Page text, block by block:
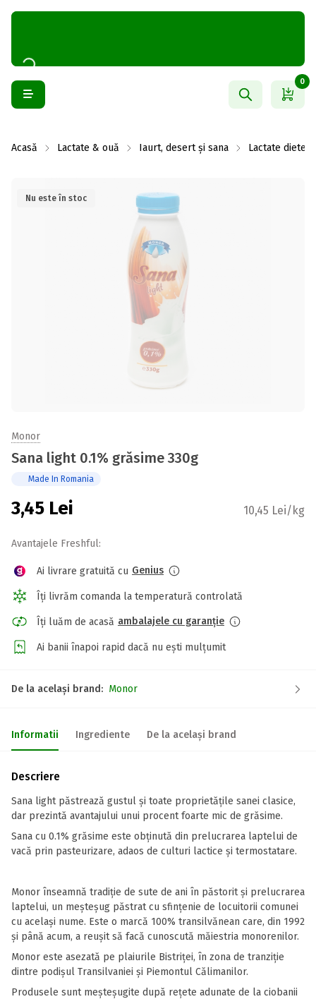
0
Acasă Lactate & ouă Iaurt, desert și sana Lactate
Nu este în stoc
Monor
Sana light 0.1% grăsime 330g
Made In Romania
3,45 Lei 10,45 Lei/kg
Avantajele Freshful:
Ai livrare gratuită cu Genius
Îți livrăm comanda la temperatură controlată
Îți luăm de acasă ambalajele cu garanție
Ai banii înapoi rapid dacă nu ești mulțumit
De la același brand: Monor
Informatii Ingrediente De la același brand
Descriere
Sana light păstrează gustul și toate proprietățile sanei clasice,
dar prezintă avantajului unui procent foarte mic de grăsime.
Sana cu 0.1% grăsime este obţinută din prelucrarea laptelui de
vacă prin pasteurizare, adaos de culturi lactice şi termostatare.
Monor înseamnă tradiție de sute de ani în păstorit și prelucrarea
laptelui, un meșteșug păstrat cu sfințenie de locuitorii comunei
cu același nume. Este o marcă 100% transilvănean care, din 1992
și până acum, a reușit să facă cunoscută măiestria monorenilor.
Monor este asezată pe plaiurile Bistriței, în zona de tranziție
dintre podișul Transilvaniei și Piemontul Călimanilor.
Produsele sunt meșteșugite după rețete adunate de la ciobanii